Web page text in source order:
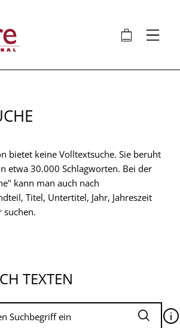
🛍 ⋮
bietet keine Volltextsuche. Sie beruht
etwa 30.000 Schlagworten. Bei der
kann man auch nach
Titel, Untertitel, Jahr, Jahreszeit
suchen.
TEXTEN
🛈